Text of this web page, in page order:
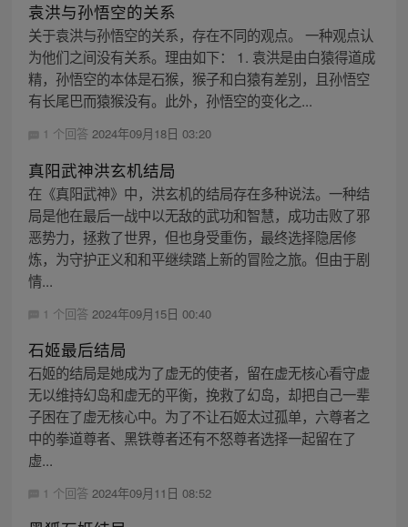
袁洪与孙悟空的关系
关于袁洪与孙悟空的关系，存在不同的观点。 一种观点认
为他们之间没有关系。理由如下： 1. 袁洪是由白猿得道成
精，孙悟空的本体是石猴，猴子和白猿有差别，且孙悟空
有长尾巴而猿猴没有。此外，孙悟空的变化之...
1 个回答 2024年09月18日 03:20
真阳武神洪玄机结局
在《真阳武神》中，洪玄机的结局存在多种说法。一种结
局是他在最后一战中以无敌的武功和智慧，成功击败了邪
恶势力，拯救了世界，但也身受重伤，最终选择隐居修
炼，为守护正义和和平继续踏上新的冒险之旅。但由于剧
情...
1 个回答 2024年09月15日 00:40
石姬最后结局
石姬的结局是她成为了虚无的使者，留在虚无核心看守虚
无以维持幻岛和虚无的平衡，挽救了幻岛，却把自己一辈
子困在了虚无核心中。为了不让石姬太过孤单，六尊者之
中的拳道尊者、黑铁尊者还有不怒尊者选择一起留在了
虚...
1 个回答 2024年09月11日 08:52